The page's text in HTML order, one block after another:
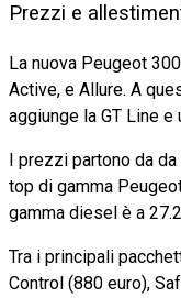
Prezzi e
La nuova Peugeot
Active, e Allure. A
aggiunge la GT Line e
I prezzi partono da
top di gamma
gamma diesel è a
Tra i principali
Control (880 euro),